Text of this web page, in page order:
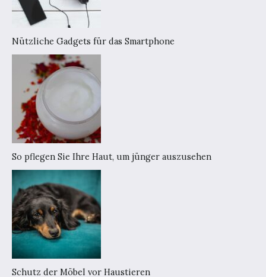
Nützliche Gadgets für das Smartphone
So pflegen Sie Ihre Haut, um jünger auszusehen
Schutz der Möbel vor Haustieren